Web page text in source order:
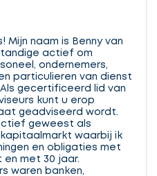
Mijn naam is Benny van
actief om
ondernemers,
particulieren van dienst
gecertificeerd lid van
kunt u erop
geadviseerd wordt.
geweest als
waarbij ik
en obligaties met
en met 30 jaar.
waren banken,